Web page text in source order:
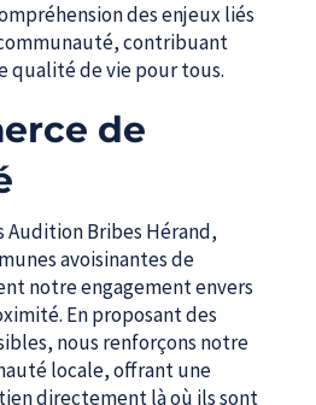
des enjeux liés
contribuant
qualité de vie pour tous.
de
Audition Bribes Hérand,
avoisinantes de
notre engagement envers
En proposant des
nous renforçons notre
locale, offrant une
directement là où ils sont